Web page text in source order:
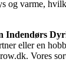
og varme,
Indendørs
eller en
Vores